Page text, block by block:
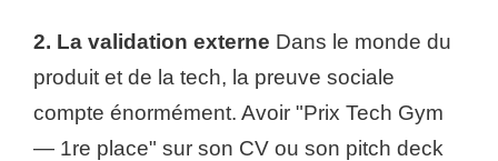
2. La validation externe Dans le monde du
produit et de la tech, la preuve sociale
compte énormément. Avoir "Prix Tech Gym
— 1re place" sur son CV ou son pitch deck